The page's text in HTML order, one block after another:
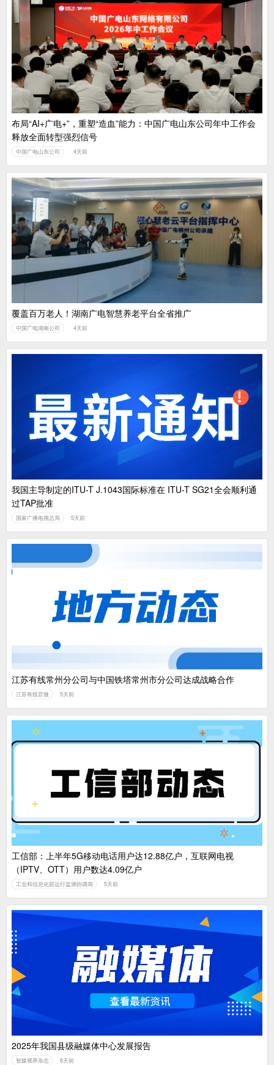
布局“AI+广电+”，重塑“造血”能力：中国广电山东公司年中工作会
释放全面转型强烈信号
中国广电山东公司 4天前
覆盖百万老人！湖南广电智慧养老平台全省推广
中国广电湖南公司 4天前
我国主导制定的ITU-T J.1043国际标准在 ITU-T SG21全会顺利通
过TAP批准
国家广播电视总局 5天前
江苏有线常州分公司与中国铁塔常州市分公司达成战略合作
江苏有线官微 5天前
工信部：上半年5G移动电话用户达12.88亿户，互联网电视
（IPTV、OTT）用户数达4.09亿户
工业和信息化部运行监测协调局 5天前
2025年我国县级融媒体中心发展报告
智媒视界杂志 6天前